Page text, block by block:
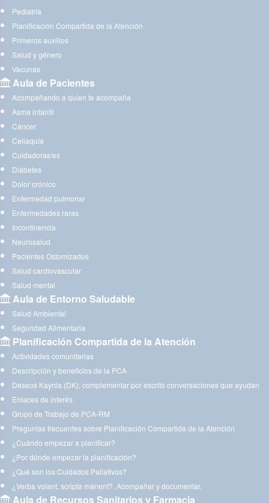
Pediatría
Planificación Compartida de la Atención
Primeros auxilios
Salud y género
Vacunas
Aula de Pacientes
Acompañando a quien te acompaña
Asma infantil
Cáncer
Celiaquía
Cuidadoras/es
Diabetes
Dolor crónico
Enfermedad pulmonar
Enfermedades raras
Incontinencia
Neurosalud
Pacientes Ostomizados
Salud cardiovascular
Salud mental
Aula de Entorno Saludable
Salud Ambiental
Seguridad Alimentaria
Planificación Compartida de la Atención
Actividades comunitarias
Descripción y beneficios de la PCA
Deseos Kayrós (DK): complementar por escrito conversaciones que ayudan
Enlaces de interés
Grupo de Trabajo de PCA-RM
Preguntas frecuentes sobre Planificación Compartida de la Atención
¿Cuándo empezar a planificar?
¿Por dónde empezar la planificación?
¿Qué son los Cuidados Paliativos?
¿Verba volant, scripta manent?. Acompañar y documentar.
Aula de Recursos Sanitarios y Farmacia